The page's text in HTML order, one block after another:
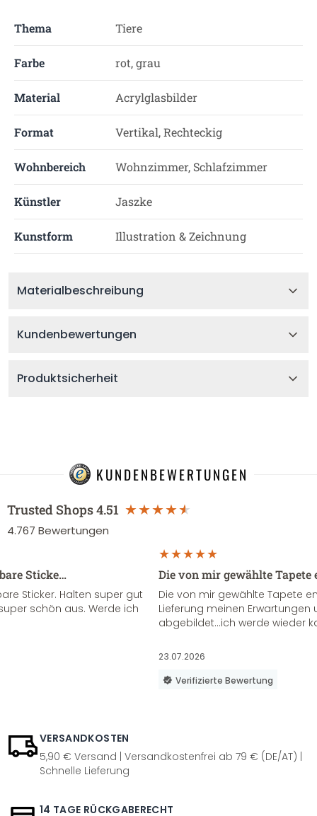
Thema Tiere
Farbe rot, grau
Material Acrylglasbilder
Format Vertikal, Rechteckig
Wohnbereich Wohnzimmer, Schlafzimmer
Künstler Jaszke
Kunstform Illustration & Zeichnung
Materialbeschreibung
Kundenbewertungen
Produktsicherheit
KUNDENBEWERTUNGEN
Trusted Shops4.51
4.767 Bewertungen
Sticke…
Sticker. Halten super gut
schön aus. Werde ich
Die von mir gewählte
Die von mir gewählte Tapete
Lieferung meinen Erwartungen
abgebildet...ich werde wieder
23.07.2026
Verifizierte Bewertung
VERSANDKOSTEN
5,90 € Versand | Versandkostenfrei ab 79 € (DE/AT) |
Schnelle Lieferung
14 TAGE RÜCKGABERECHT